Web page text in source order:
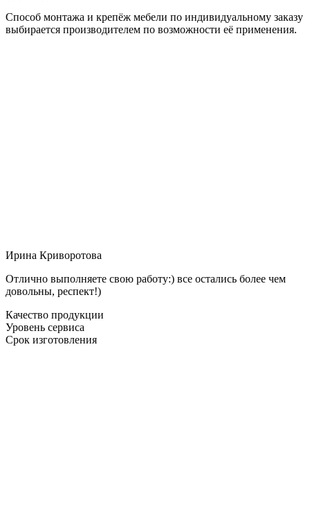
Способ монтажа и крепёж мебели по индивидуальному заказу
выбирается производителем по возможности её применения.
Ирина Криворотова
Отлично выполняете свою работу:) все остались более чем
довольны, респект!)
Качество продукции
Уровень сервиса
Срок изготовления